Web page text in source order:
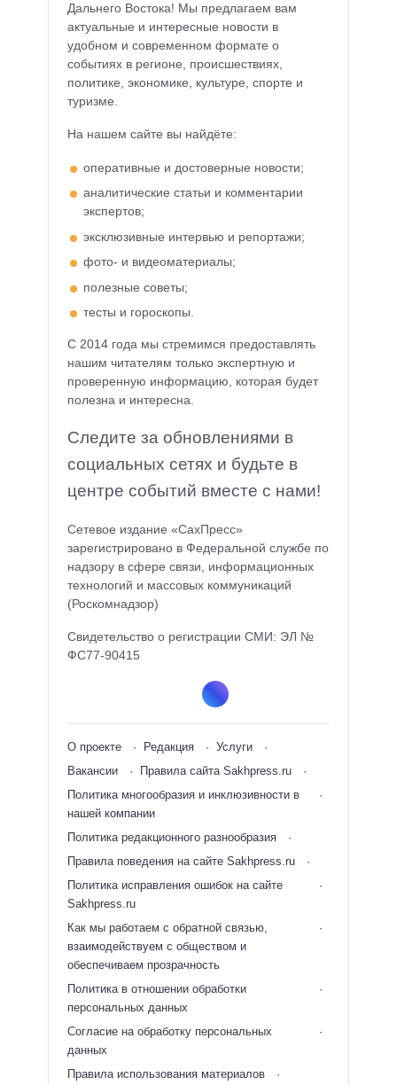
Дальнего Востока! Мы предлагаем вам
актуальные и интересные новости в
удобном и современном формате о
событиях в регионе, происшествиях,
политике, экономике, культуре, спорте и
туризме.
На нашем сайте вы найдёте:
оперативные и достоверные новости;
аналитические статьи и комментарии
экспертов;
эксклюзивные интервью и репортажи;
фото- и видеоматериалы;
полезные советы;
тесты и гороскопы.
С 2014 года мы стремимся предоставлять
нашим читателям только экспертную и
проверенную информацию, которая будет
полезна и интересна.
Следите за обновлениями в
социальных сетях и будьте в
центре событий вместе с нами!
Сетевое издание «СахПресс»
зарегистрировано в Федеральной службе по
надзору в сфере связи, информационных
технологий и массовых коммуникаций
(Роскомнадзор)
Свидетельство о регистрации СМИ: ЭЛ №
ФС77-90415
О проекте Редакция
Услуги
Вакансии
Правила сайта Sakhpress.ru
Политика многообразия и инклюзивности в
нашей компании
Политика редакционного разнообразия
Правила поведения на сайте Sakhpress.ru
Политика исправления ошибок на сайте
Sakhpress.ru
Как мы работаем с обратной связью,
взаимодействуем с обществом и
обеспечиваем прозрачность
Политика в отношении обработки
персональных данных
Согласие на обработку персональных
данных
Правила использования материалов